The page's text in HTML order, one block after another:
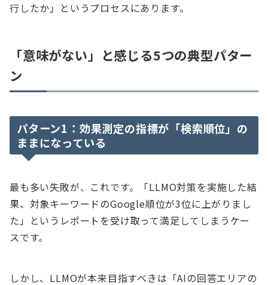
行したか」というプロセスにあります。
「意味がない」と感じる5つの典型パター
ン
パターン1：効果測定の指標が「検索順位」の
ままになっている
最も多い失敗が、これです。「LLMO対策を実施した結
果、対象キーワードのGoogle順位が3位に上がりまし
た」というレポートを受け取って満足してしまうケー
スです。
しかし、LLMOが本来目指すべきは「AIの回答エリアの